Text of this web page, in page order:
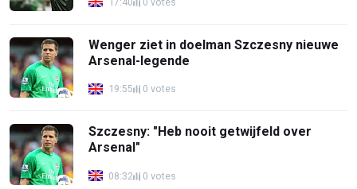
Wenger ziet in doelman Szczesny nieuwe
Arsenal-legende
19:55 0 votes
Szczesny: "Heb nooit getwijfeld over
Arsenal"
08:32 0 votes